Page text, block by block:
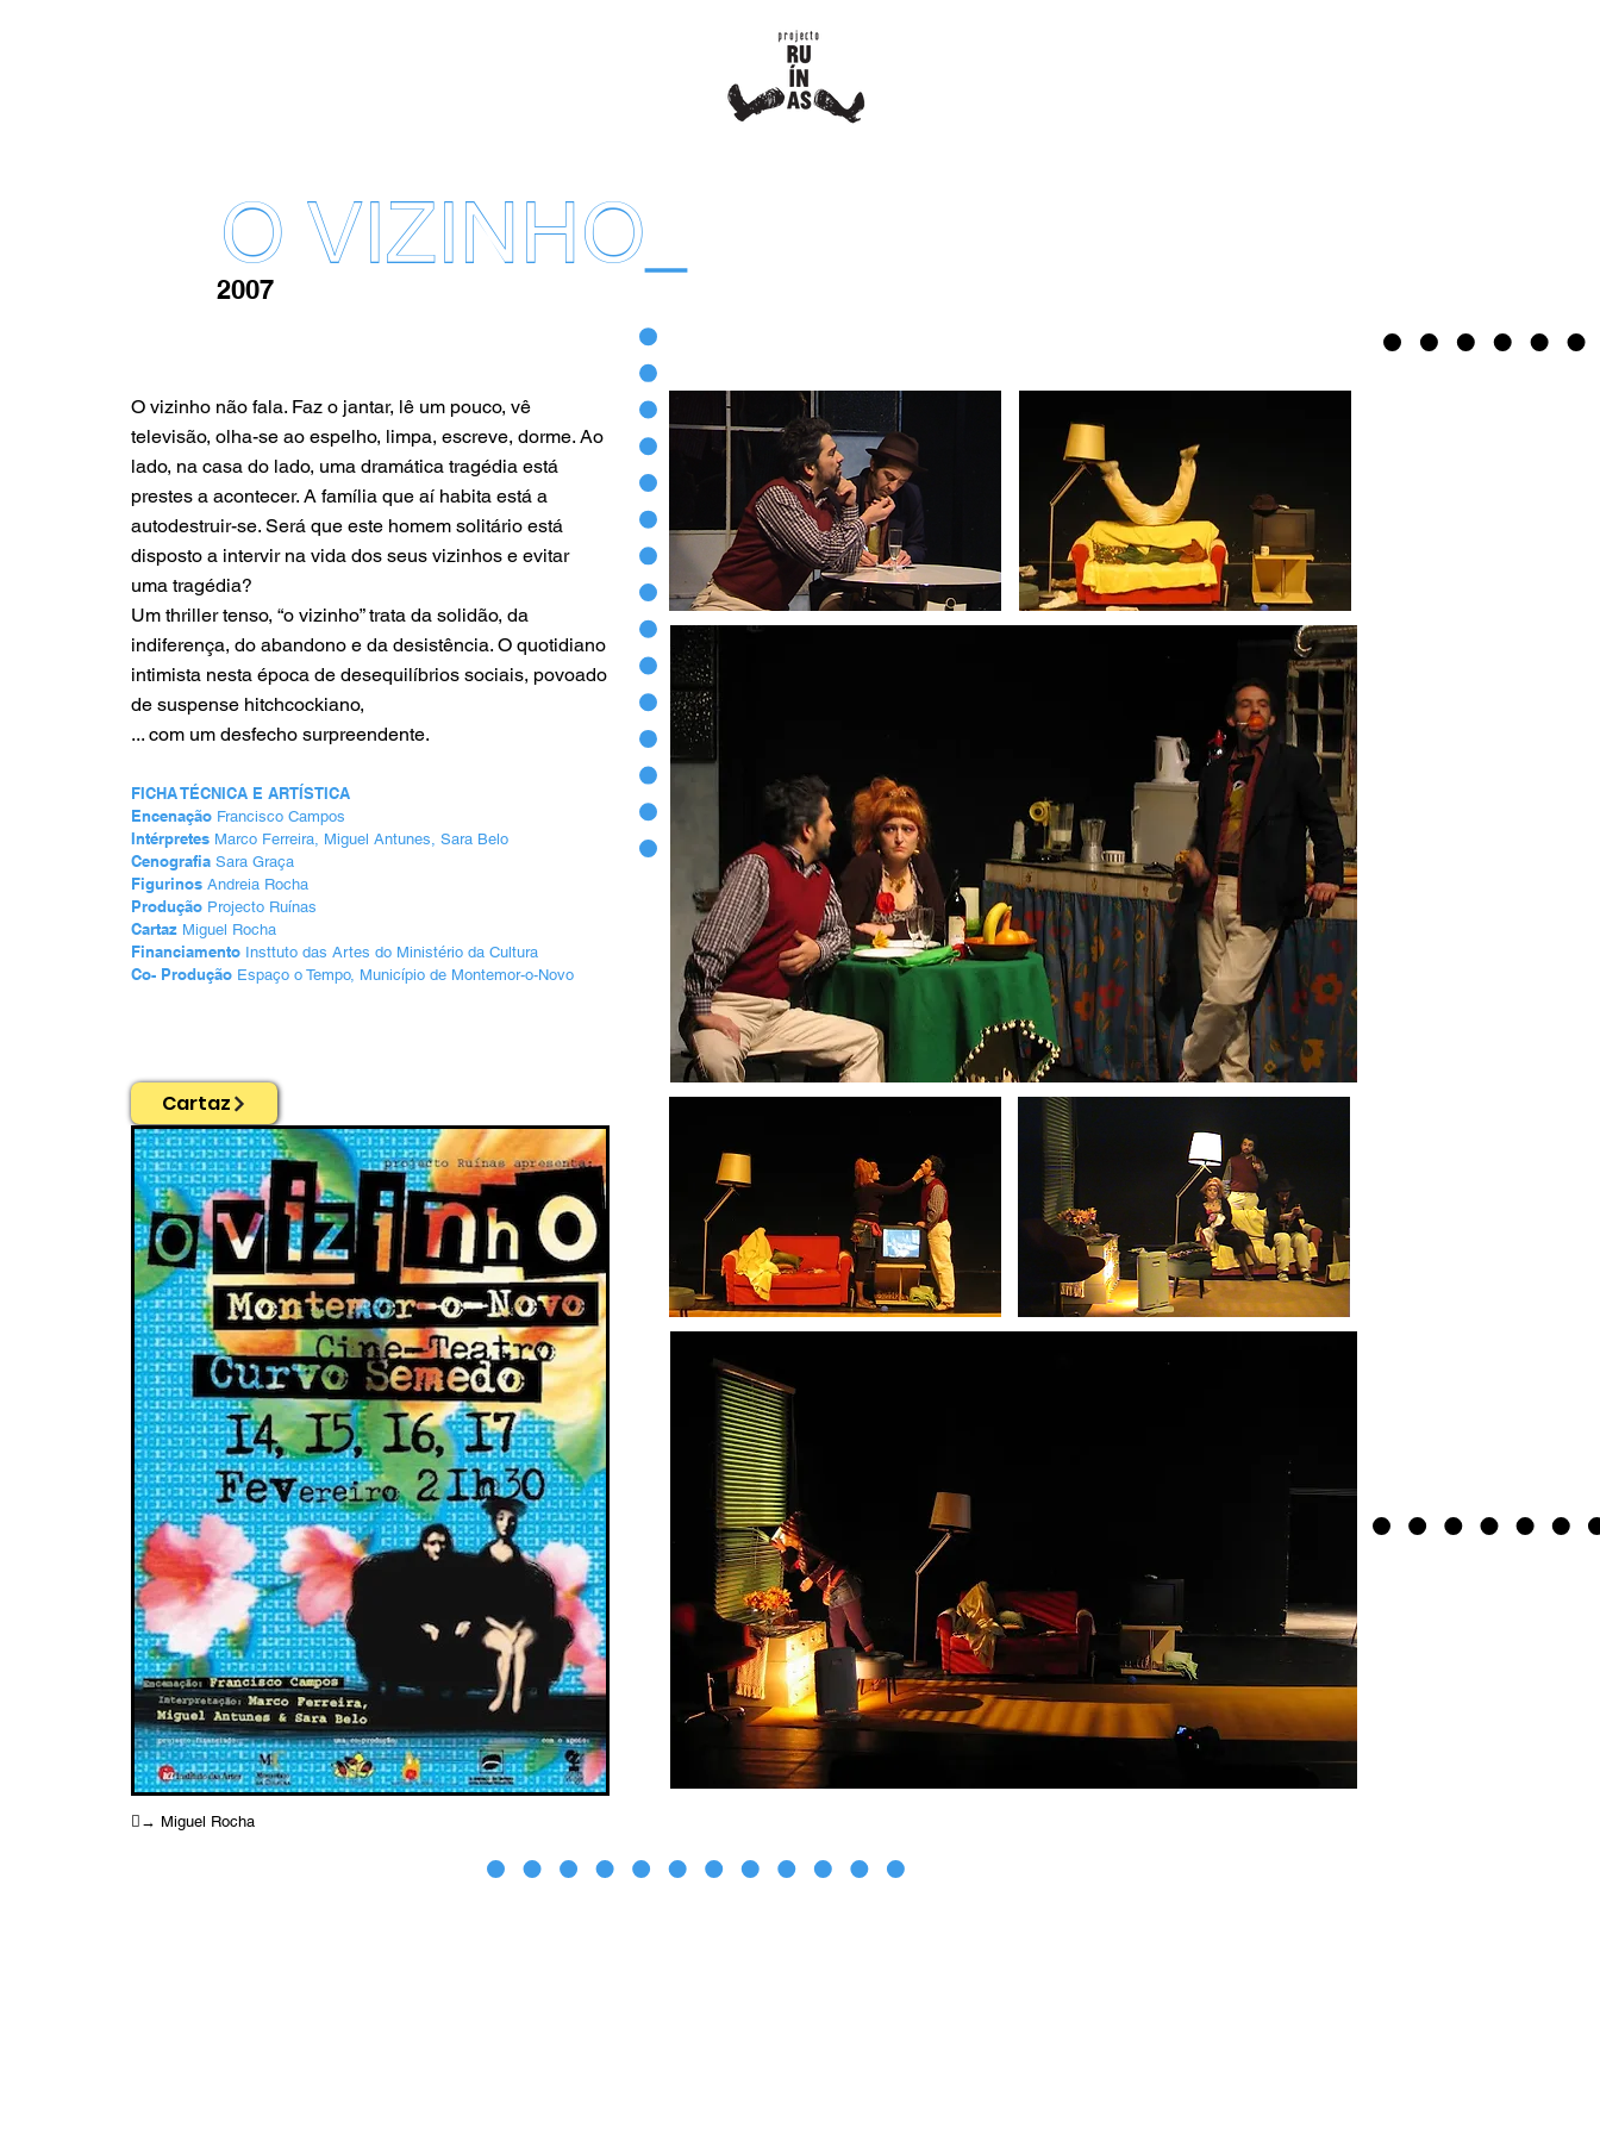
O VIZINHO
2007
O vizinho não fala. Faz o jantar, lê um pouco, vê
televisão, olha-se ao espelho, limpa, escreve, dorme. Ao
lado, na casa do lado, uma dramática tragédia está
prestes a acontecer. A família que aí habita está a
autodestruir-se. Será que este homem solitário está
disposto a intervir na vida dos seus vizinhos e evitar
uma tragédia?
Um thriller tenso, “o vizinho” trata da solidão, da
indiferença, do abandono e da desistência. O quotidiano
intimista nesta época de desequilíbrios sociais, povoado
de suspense hitchcockiano,
... com um desfecho surpreendente.
FICHA TÉCNICA E ARTÍSTICA
Encenação Francisco Campos
Intérpretes Marco Ferreira, Miguel Antunes, Sara Belo
Cenografia Sara Graça
Figurinos Andreia Rocha
Produção Projecto Ruínas
Cartaz Miguel Rocha
Financiamento Insttuto das Artes do Ministério da Cultura
Co- Produção Espaço o Tempo, Município de Montemor-o-Novo
︎︎︎→ Miguel Rocha
Cartaz